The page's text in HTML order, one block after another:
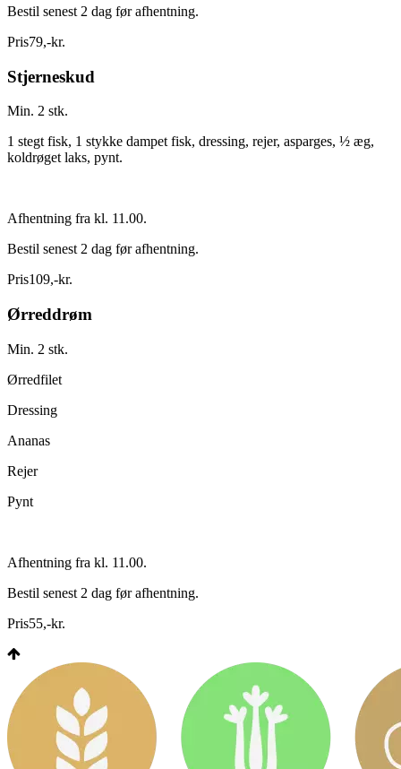
Bestil senest 2 dag før afhentning.
Pris79,-kr.
Stjerneskud
Min. 2 stk.
1 stegt fisk, 1 stykke dampet fisk, dressing, rejer, asparges, ½ æg,
koldrøget laks, pynt.
Afhentning fra kl. 11.00.
Bestil senest 2 dag før afhentning.
Pris109,-kr.
Ørreddrøm
Min. 2 stk.
Ørredfilet
Dressing
Ananas
Rejer
Pynt
Afhentning fra kl. 11.00.
Bestil senest 2 dag før afhentning.
Pris55,-kr.